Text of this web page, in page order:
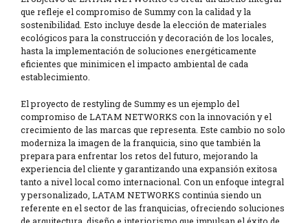
que refleje el compromiso de Summy con la calidad y la
sostenibilidad. Esto incluye desde la elección de materiales
ecológicos para la construcción y decoración de los locales,
hasta la implementación de soluciones energéticamente
eficientes que minimicen el impacto ambiental de cada
establecimiento.
El proyecto de restyling de Summy es un ejemplo del
compromiso de LATAM NETWORKS con la innovación y el
crecimiento de las marcas que representa. Este cambio no solo
moderniza la imagen de la franquicia, sino que también la
prepara para enfrentar los retos del futuro, mejorando la
experiencia del cliente y garantizando una expansión exitosa
tanto a nivel local como internacional. Con un enfoque integral
y personalizado, LATAM NETWORKS continúa siendo un
referente en el sector de las franquicias, ofreciendo soluciones
de arquitectura, diseño e interiorismo que impulsan el éxito de